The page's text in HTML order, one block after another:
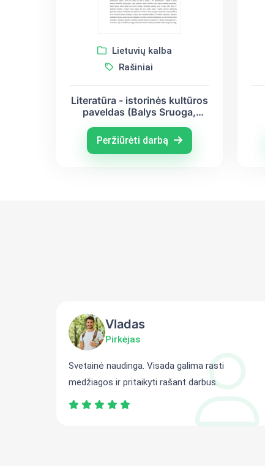
Lietuvių kalba
Rašiniai
Literatūra - istorinės kultūros
paveldas (Balys Sruoga,
Škėma)
Peržiūrėti darbą
Vladas
Pirkėjas
Svetainė naudinga. Visada galima rasti
medžiagos ir pritaikyti rašant darbus.